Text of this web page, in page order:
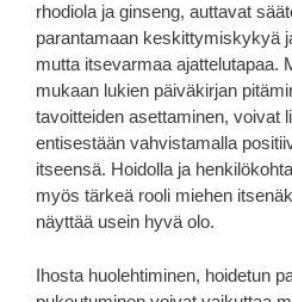
rhodiola ja ginseng, auttavat
parantamaan keskittymiskykyä
mutta itsevarmaa ajattelutapaa.
mukaan lukien päiväkirjan
tavoitteiden asettaminen, voivat
entisestään vahvistamalla
itseensä. Hoidolla ja
myös tärkeä rooli miehen
näyttää usein hyvä olo.
Ihosta huolehtiminen, hoidetun